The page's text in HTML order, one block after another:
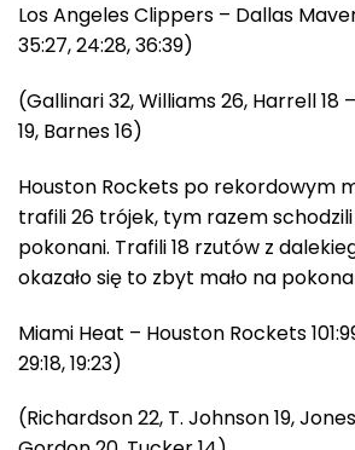
Los Angeles Clippers – Dallas
35:27, 24:28, 36:39)
(Gallinari 32, Williams 26, Harrell 18
19, Barnes 16)
Houston Rockets po rekordowym
trafili 26 trójek, tym razem
pokonani. Trafili 18 rzutów z
okazało się to zbyt mało na
Miami Heat – Houston Rockets
29:18, 19:23)
(Richardson 22, T. Johnson 19,